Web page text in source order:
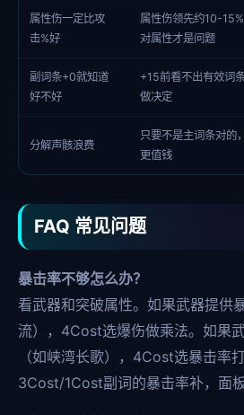
属性伤一定比攻
击%好
属性伤领先约10-
对属性才是问题
副词条+0就知道
好不好
+15前看不出有效词
做决定
分解声骸浪费
只要不是主词条对的
更值钱
FAQ 常见问题
暴击率不够怎么办？
看武器和突破属性。如果武器提供
流），4Cost选爆伤做乘法。如果
（如峡湾长歌），4Cost选暴击率
3Cost/1Cost副词的暴击率补，面